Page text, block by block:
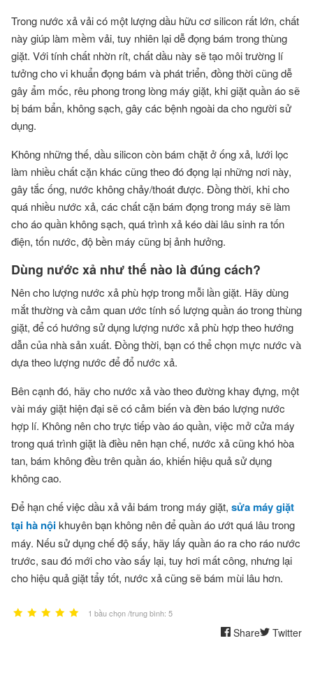
Trong nước xả vải có một lượng dầu hữu cơ silicon rất lớn, chất
này giúp làm mềm vải, tuy nhiên lại dễ đọng bám trong thùng
giặt. Với tính chất nhờn rít, chất dầu này sẽ tạo môi trường lí
tưởng cho vi khuẩn đọng bám và phát triển, đồng thời cũng dễ
gây ẩm mốc, rêu phong trong lòng máy giặt, khi giặt quần áo sẽ
bị bám bẩn, không sạch, gây các bệnh ngoài da cho người sử
dụng.
Không những thế, dầu silicon còn bám chặt ở ống xả, lưới lọc
làm nhiều chất cặn khác cũng theo đó đọng lại những nơi này,
gây tắc ống, nước không chảy/thoát được. Đồng thời, khi cho
quá nhiều nước xả, các chất cặn bám đọng trong máy sẽ làm
cho áo quần không sạch, quá trình xả kéo dài lâu sinh ra tốn
điện, tốn nước, độ bền máy cũng bị ảnh hưởng.
Dùng nước xả như thế nào là đúng cách?
Nên cho lượng nước xả phù hợp trong mỗi lần giặt. Hãy dùng
mắt thường và cảm quan ước tính số lượng quần áo trong thùng
giặt, để có hướng sử dụng lượng nước xả phù hợp theo hướng
dẫn của nhà sản xuất. Đồng thời, bạn có thể chọn mực nước và
dựa theo lượng nước để đổ nước xả.
Bên cạnh đó, hãy cho nước xả vào theo đường khay đựng, một
vài máy giặt hiện đại sẽ có cảm biến và đèn báo lượng nước
hợp lí. Không nên cho trực tiếp vào áo quần, việc mở cửa máy
trong quá trình giặt là điều nên hạn chế, nước xả cũng khó hòa
tan, bám không đều trên quần áo, khiến hiệu quả sử dụng
không cao.
Để hạn chế việc dầu xả vải bám trong máy giặt, sửa máy giặt
tại hà nộikhuyên bạn không nên để quần áo ướt quá lâu trong
máy. Nếu sử dụng chế độ sấy, hãy lấy quần áo ra cho ráo nước
trước, sau đó mới cho vào sấy lại, tuy hơi mất công, nhưng lại
cho hiệu quả giặt tẩy tốt, nước xả cũng sẽ bám mùi lâu hơn.
1 bầu chọn /trung bình: 5
Share Twitter